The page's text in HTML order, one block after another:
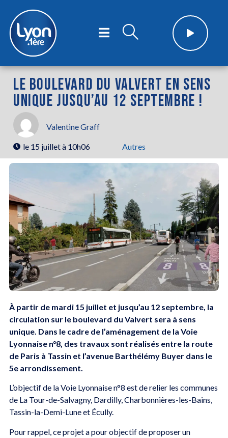
LE BOULEVARD DU VALVERT EN SENS
UNIQUE JUSQU’AU 12 SEPTEMBRE !
Valentine Graff
le 15 juillet à 10h06 Autres
À partir de mardi 15 juillet et jusqu’au 12 septembre, la
circulation sur le boulevard du Valvert sera à sens
unique. Dans le cadre de l’aménagement de la Voie
Lyonnaise n°8, des travaux sont réalisés entre la route
de Paris à Tassin et l’avenue Barthélémy Buyer dans le
5e arrondissement.
L’objectif de la Voie Lyonnaise n°8 est de relier les communes
de La Tour-de-Salvagny, Dardilly, Charbonnières-les-Bains,
Tassin-la-Demi-Lune et Écully.
Pour rappel, ce projet a pour objectif de proposer un